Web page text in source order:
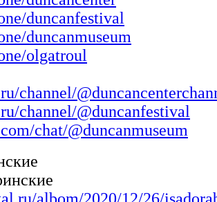
duncanfestival
duncanmuseum
olgatroul
channel/
channel/@duncanfestival
chat/@duncanmuseum